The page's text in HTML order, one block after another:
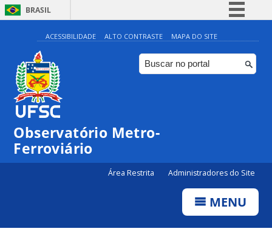
BRASIL
Simplifique!
Comunica BR
Participe
ACESSIBILIDADE ALTO CONTRASTE MAPA DO SITE
Observatório Metro-
Ferroviário
Área Restrita Administradores do Site
MENU